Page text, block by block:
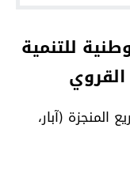
للتنمية
المنجزة (آبار،